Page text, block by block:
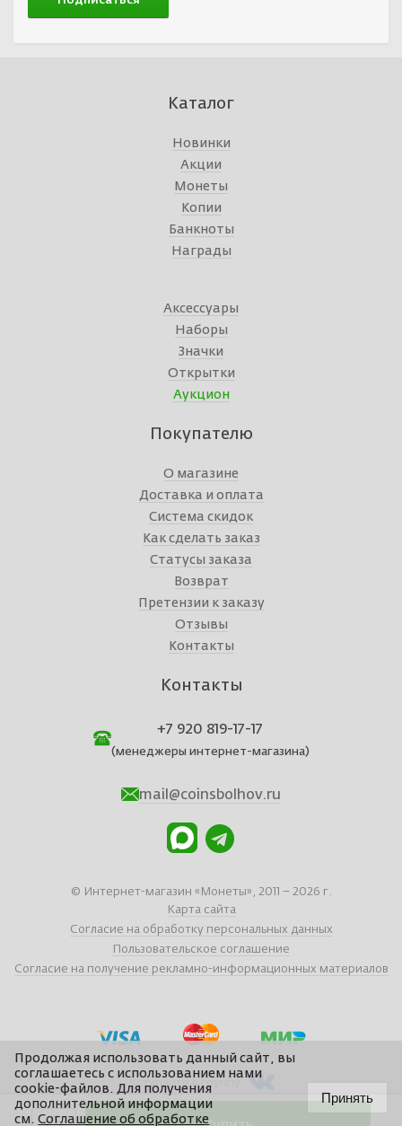
Каталог
Новинки
Акции
Монеты
Копии
Банкноты
Награды
Аксессуары
Наборы
Значки
Открытки
Аукцион
Покупателю
О магазине
Доставка и оплата
Система скидок
Как сделать заказ
Статусы заказа
Возврат
Претензии к заказу
Отзывы
Контакты
Контакты
+7 920 819-17-17
(менеджеры интернет-магазина)
mail@coinsbolhov.ru
© Интернет-магазин «Монеты», 2011 – 2026 г.
Карта сайта
Согласие на обработку персональных данных
Пользовательское соглашение
Согласие на получение рекламно-информационных материалов
Вступайте в группу
Продолжая использовать данный сайт, вы
соглашаетесь с использованием нами
cookie-файлов. Для получения
дополнительной информации
см.Соглашение об обработке
Принять